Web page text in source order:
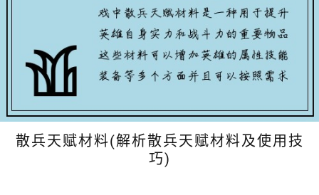
散兵天赋材料(解析散兵天赋材料及使用技
巧)